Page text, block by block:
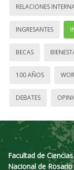
RELACIONES
INGRESANTES
BECAS
100 AÑOS
DEBATES
Facultad de
Nacional de Rosario